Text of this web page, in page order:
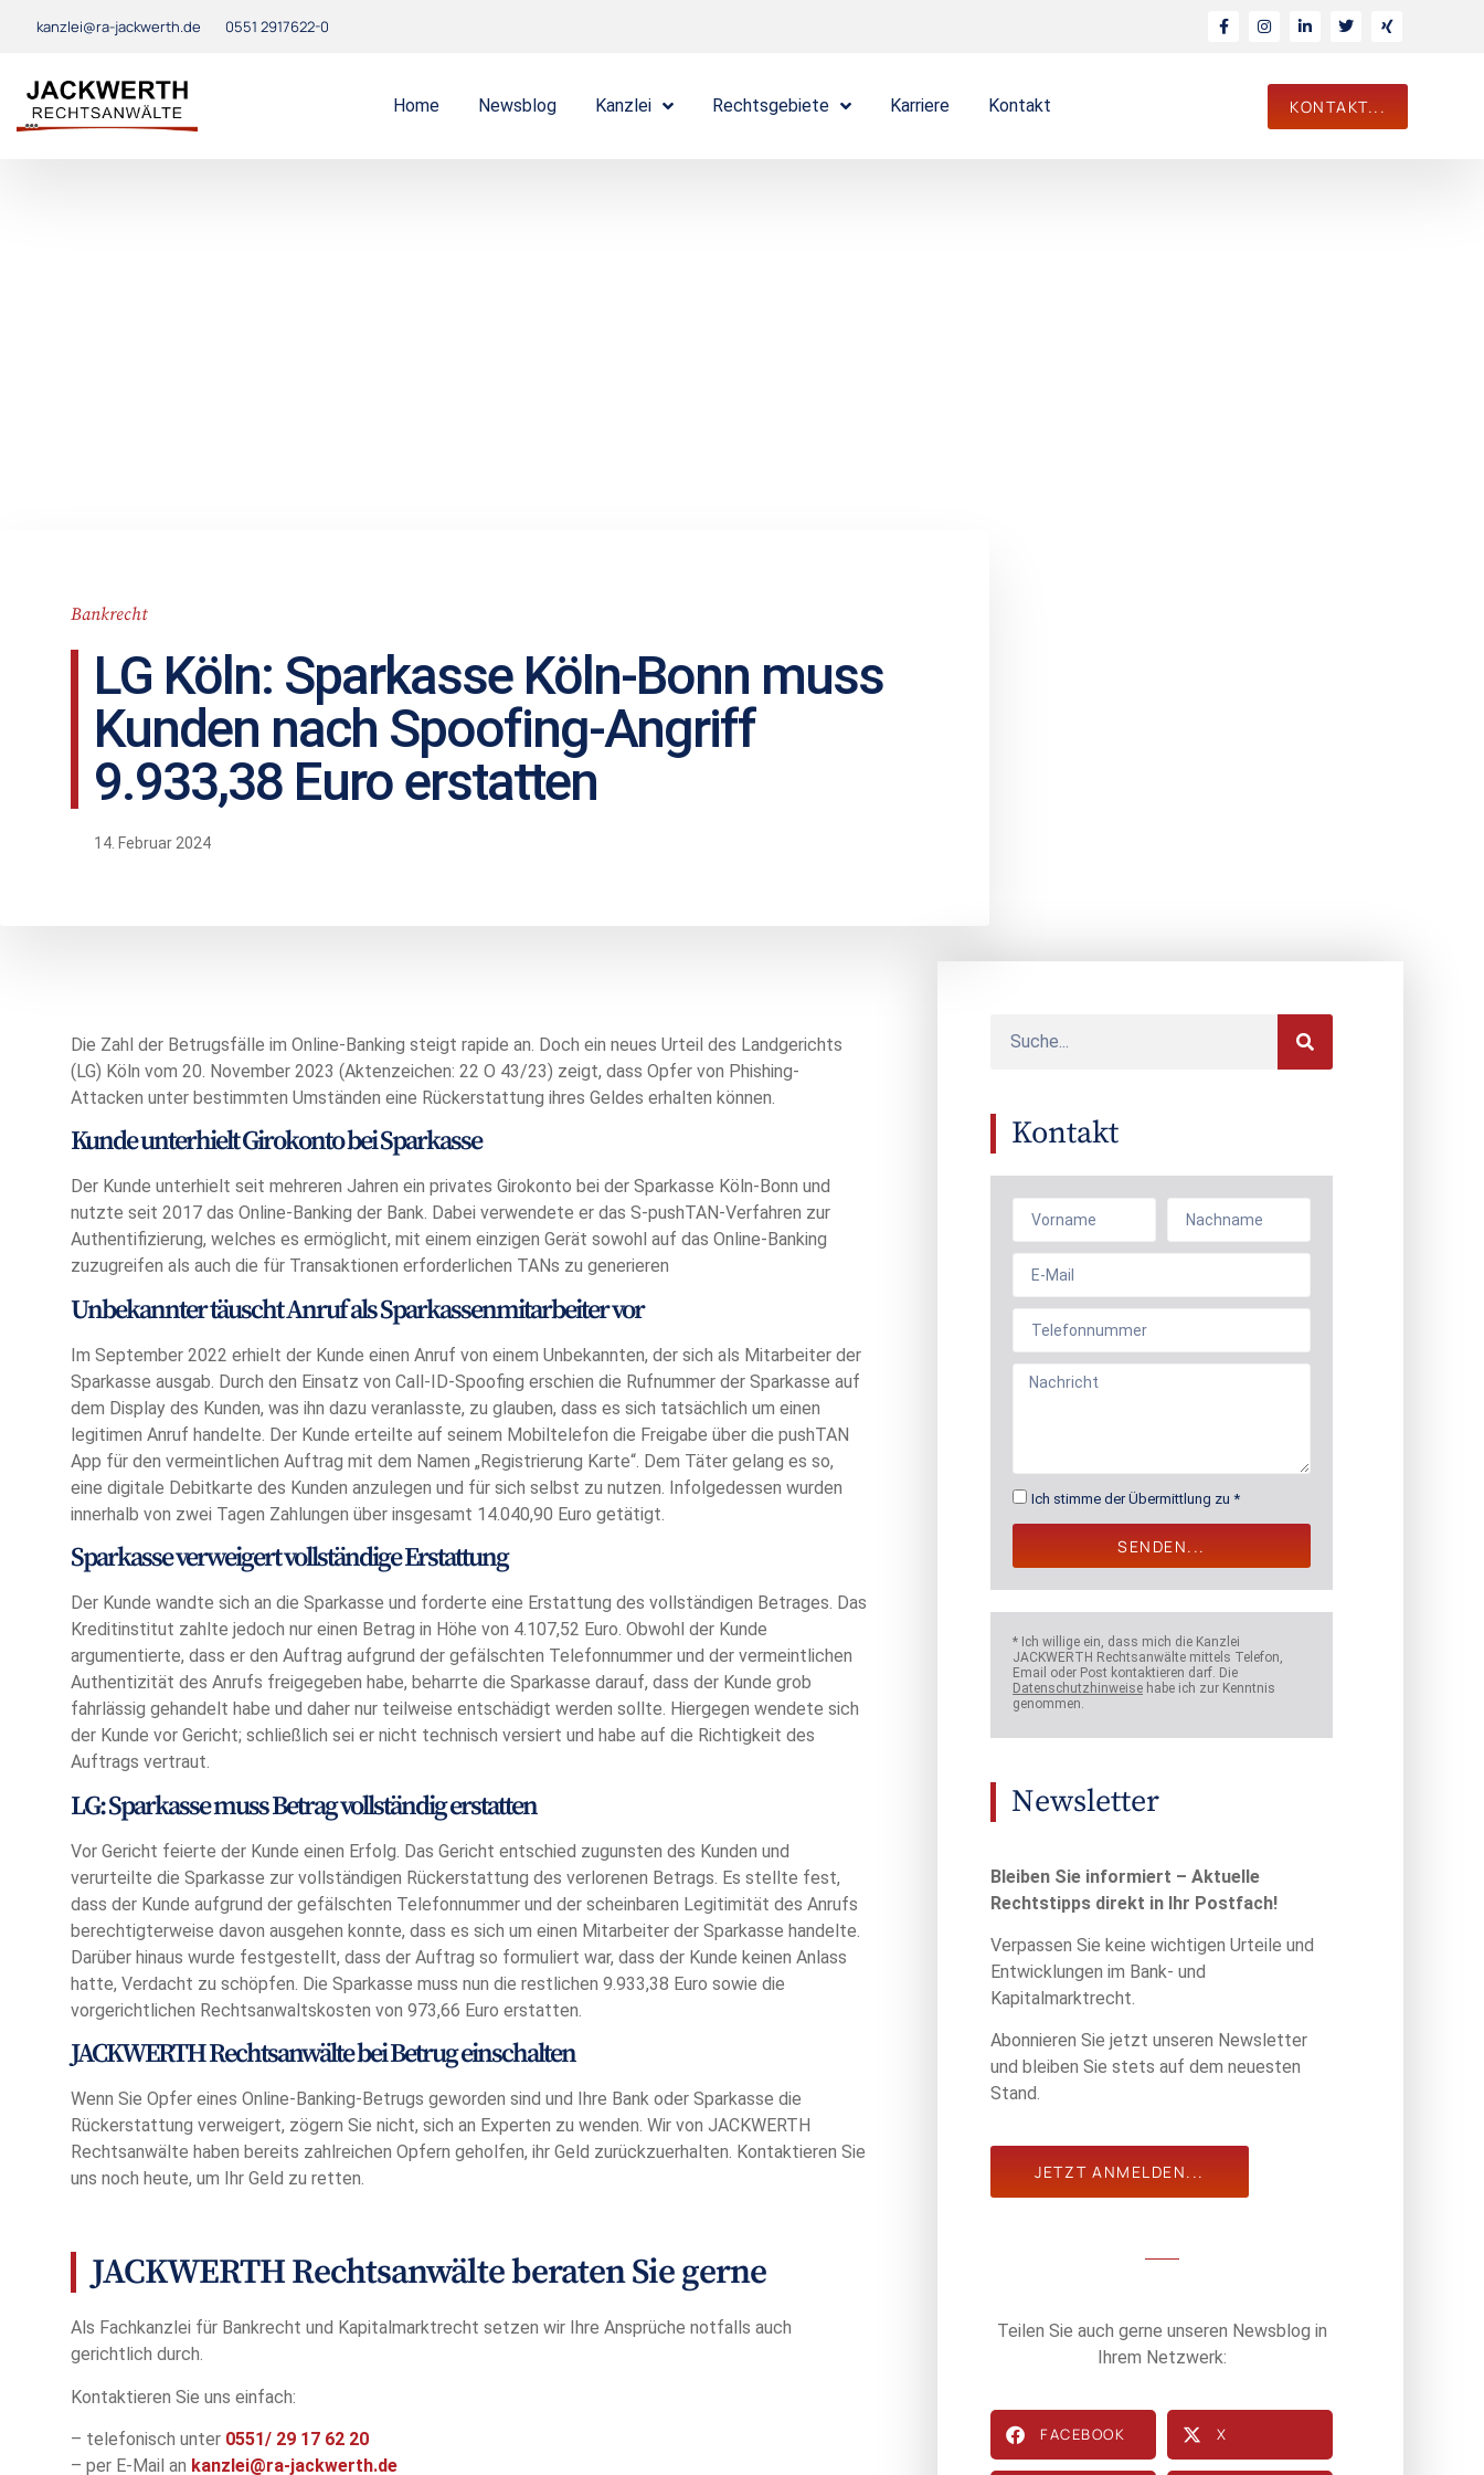
kanzlei@ra-jackwerth.de 0551 2917622-0
Home Newsblog Kanzlei Rechtsgebiete Karriere Kontakt KONTAKT...
Bankrecht
LG Köln: Sparkasse Köln-Bonn muss
Kunden nach Spoofing-Angriff
9.933,38 Euro erstatten
14. Februar 2024
Die Zahl der Betrugsfälle im Online-Banking steigt rapide an. Doch ein neues Urteil des Landgerichts
(LG) Köln vom 20. November 2023 (Aktenzeichen: 22 O 43/23) zeigt, dass Opfer von Phishing-
Attacken unter bestimmten Umständen eine Rückerstattung ihres Geldes erhalten können.
Kunde unterhielt Girokonto bei Sparkasse
Der Kunde unterhielt seit mehreren Jahren ein privates Girokonto bei der Sparkasse Köln-Bonn und
nutzte seit 2017 das Online-Banking der Bank. Dabei verwendete er das S-pushTAN-Verfahren zur
Authentifizierung, welches es ermöglicht, mit einem einzigen Gerät sowohl auf das Online-Banking
zuzugreifen als auch die für Transaktionen erforderlichen TANs zu generieren
Unbekannter täuscht Anruf als Sparkassenmitarbeiter vor
Im September 2022 erhielt der Kunde einen Anruf von einem Unbekannten, der sich als Mitarbeiter der
Sparkasse ausgab. Durch den Einsatz von Call-ID-Spoofing erschien die Rufnummer der Sparkasse auf
dem Display des Kunden, was ihn dazu veranlasste, zu glauben, dass es sich tatsächlich um einen
legitimen Anruf handelte. Der Kunde erteilte auf seinem Mobiltelefon die Freigabe über die pushTAN
App für den vermeintlichen Auftrag mit dem Namen „Registrierung Karte“. Dem Täter gelang es so,
eine digitale Debitkarte des Kunden anzulegen und für sich selbst zu nutzen. Infolgedessen wurden
innerhalb von zwei Tagen Zahlungen über insgesamt 14.040,90 Euro getätigt.
Sparkasse verweigert vollständige Erstattung
Der Kunde wandte sich an die Sparkasse und forderte eine Erstattung des vollständigen Betrages. Das
Kreditinstitut zahlte jedoch nur einen Betrag in Höhe von 4.107,52 Euro. Obwohl der Kunde
argumentierte, dass er den Auftrag aufgrund der gefälschten Telefonnummer und der vermeintlichen
Authentizität des Anrufs freigegeben habe, beharrte die Sparkasse darauf, dass der Kunde grob
fahrlässig gehandelt habe und daher nur teilweise entschädigt werden sollte. Hiergegen wendete sich
der Kunde vor Gericht; schließlich sei er nicht technisch versiert und habe auf die Richtigkeit des
Auftrags vertraut.
LG: Sparkasse muss Betrag vollständig erstatten
Vor Gericht feierte der Kunde einen Erfolg. Das Gericht entschied zugunsten des Kunden und
verurteilte die Sparkasse zur vollständigen Rückerstattung des verlorenen Betrags. Es stellte fest,
dass der Kunde aufgrund der gefälschten Telefonnummer und der scheinbaren Legitimität des Anrufs
berechtigterweise davon ausgehen konnte, dass es sich um einen Mitarbeiter der Sparkasse handelte.
Darüber hinaus wurde festgestellt, dass der Auftrag so formuliert war, dass der Kunde keinen Anlass
hatte, Verdacht zu schöpfen. Die Sparkasse muss nun die restlichen 9.933,38 Euro sowie die
vorgerichtlichen Rechtsanwaltskosten von 973,66 Euro erstatten.
JACKWERTH Rechtsanwälte bei Betrug einschalten
Wenn Sie Opfer eines Online-Banking-Betrugs geworden sind und Ihre Bank oder Sparkasse die
Rückerstattung verweigert, zögern Sie nicht, sich an Experten zu wenden. Wir von JACKWERTH
Rechtsanwälte haben bereits zahlreichen Opfern geholfen, ihr Geld zurückzuerhalten. Kontaktieren Sie
uns noch heute, um Ihr Geld zu retten.
JACKWERTH Rechtsanwälte beraten Sie gerne
Als Fachkanzlei für Bankrecht und Kapitalmarktrecht setzen wir Ihre Ansprüche notfalls auch
gerichtlich durch.
Kontaktieren Sie uns einfach:
– telefonisch unter 0551/ 29 17 62 20
– per E-Mail an kanzlei@ra-jackwerth.de
Kontakt
Ich stimme der Übermittlung zu *
SENDEN...
* Ich willige ein, dass mich die Kanzlei
JACKWERTH Rechtsanwälte mittels Telefon,
Email oder Post kontaktieren darf. Die
Datenschutzhinweise habe ich zur Kenntnis
genommen.
Newsletter
Bleiben Sie informiert – Aktuelle
Rechtstipps direkt in Ihr Postfach!
Verpassen Sie keine wichtigen Urteile und
Entwicklungen im Bank- und
Kapitalmarktrecht.
Abonnieren Sie jetzt unseren Newsletter
und bleiben Sie stets auf dem neuesten
Stand.
JETZT ANMELDEN...
Teilen Sie auch gerne unseren Newsblog in
Ihrem Netzwerk:
FACEBOOK X